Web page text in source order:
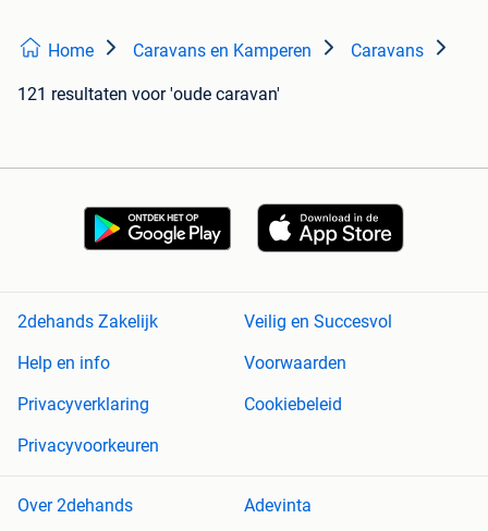
Home Caravans en Kamperen Caravans
121 resultaten voor 'oude caravan'
2dehands Zakelijk
Veilig en Succesvol
Help en info
Voorwaarden
Privacyverklaring
Cookiebeleid
Privacyvoorkeuren
Over 2dehands
Adevinta